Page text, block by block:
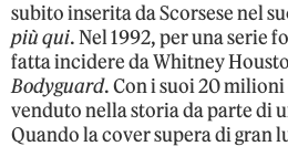
subito inserita da Scorsese nel
più qui. Nel 1992, per una serie
fatta incidere da Whitney
Bodyguard. Con i suoi 20
venduto nella storia da parte di
Quando la cover supera di gran